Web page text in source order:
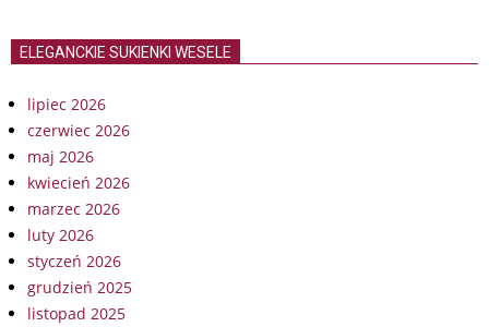
ELEGANCKIE SUKIENKI WESELE
lipiec 2026
czerwiec 2026
maj 2026
kwiecień 2026
marzec 2026
luty 2026
styczeń 2026
grudzień 2025
listopad 2025